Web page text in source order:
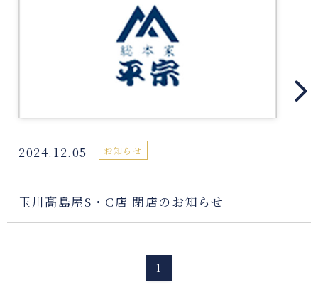
2024.12.05 お知らせ
玉川髙島屋S・C店 閉店のお知らせ
1